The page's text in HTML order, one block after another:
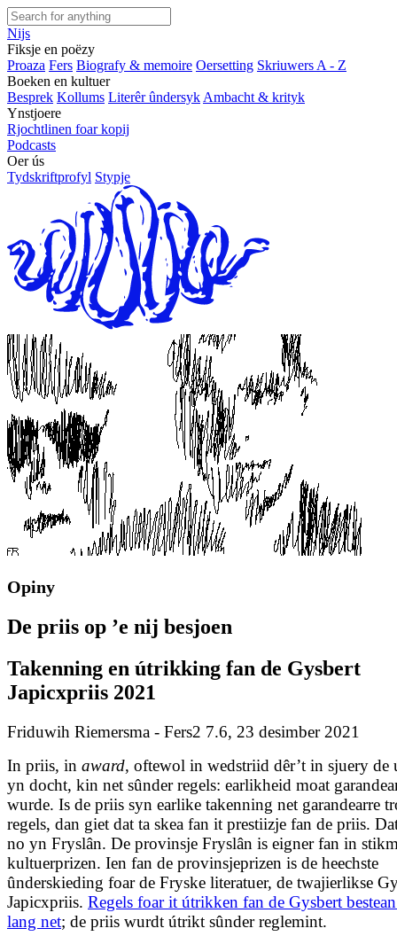
Nijs
Fiksje en poëzy
Proaza Fers Biografy & memoire Oersetting Skriuwers A - Z
Boeken en kultuer
Besprek Kollums Literêr ûndersyk Ambacht & krityk
Ynstjoere
Rjochtlinen foar kopij
Podcasts
Oer ús
Tydskriftprofyl Stypje
Opiny
De priis op ’e nij besjoen
Takenning en útrikking fan de Gysbert
Japicxpriis 2021
Friduwih Riemersma - Fers2 7.6, 23 desimber 2021
In priis, in award, oftewol in wedstriid dêr’t in sjuery de
yn docht, kin net sûnder regels: earlikheid moat
wurde. Is de priis syn earlike takenning net garandearre
regels, dan giet dat ta skea fan it prestiizje fan de priis.
no yn Fryslân. De provinsje Fryslân is eigner fan in
kul­tuerprizen. Ien fan de provinsjeprizen is de heechste
ûnderskieding foar de Fryske literatuer, de twajierlikse
Japicxpriis. Regels foar it útrikken fan de Gysbert
lang net; de priis wurdt útrikt sûnder reglemint.